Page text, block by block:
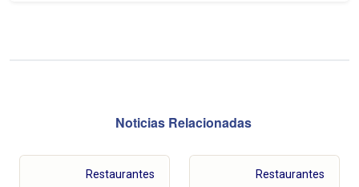
Noticias Relacionadas
Restaurantes Restaurantes